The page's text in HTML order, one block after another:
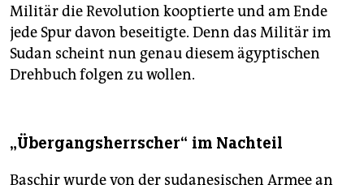
Militär die Revolution kooptierte und am Ende
jede Spur davon beseitigte. Denn das Militär im
Sudan scheint nun genau diesem ägyptischen
Drehbuch folgen zu wollen.
„Übergangsherrscher“ im Nachteil
Baschir wurde von der sudanesischen Armee an